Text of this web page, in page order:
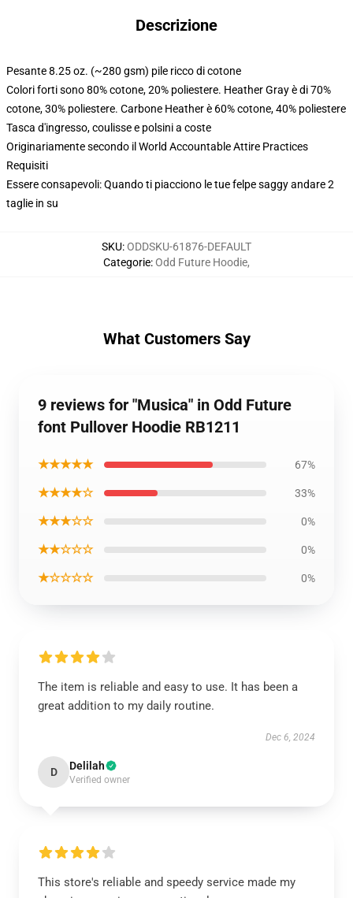
Descrizione
Pesante 8.25 oz. (~280 gsm) pile ricco di cotone
Colori forti sono 80% cotone, 20% poliestere. Heather Gray è di 70%
cotone, 30% poliestere. Carbone Heather è 60% cotone, 40% poliestere
Tasca d'ingresso, coulisse e polsini a coste
Originariamente secondo il World Accountable Attire Practices
Requisiti
Essere consapevoli: Quando ti piacciono le tue felpe saggy andare 2
taglie in su
SKU:ODDSKU-61876-DEFAULT
Categorie:Odd Future Hoodie,
What Customers Say
9 reviews for "Musica" in Odd Future
font Pullover Hoodie RB1211
★★★★★ 67%
★★★★☆ 33%
★★★☆☆ 0%
★★☆☆☆ 0%
★☆☆☆☆ 0%
The item is reliable and easy to use. It has been a
great addition to my daily routine.
Dec 6, 2024
D Delilah
Verified owner
This store's reliable and speedy service made my